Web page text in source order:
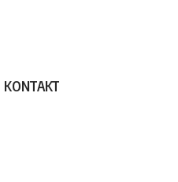
KONTAKT